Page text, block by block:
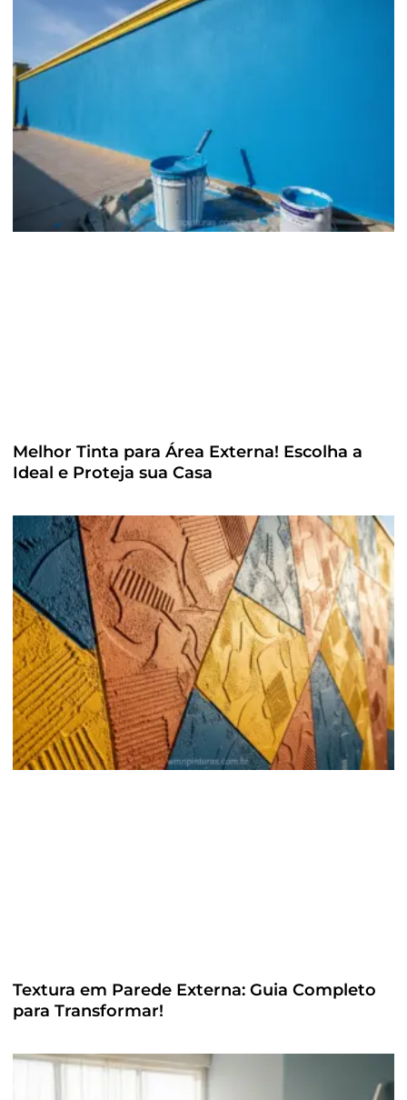
Melhor Tinta para Área Externa! Escolha a
Ideal e Proteja sua Casa
Textura em Parede Externa: Guia Completo
para Transformar!